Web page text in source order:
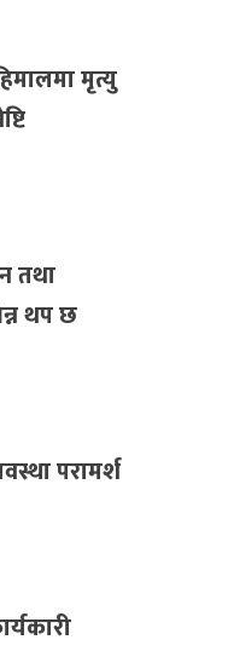
मृत्यु
तथा
थप छ
परामर्श